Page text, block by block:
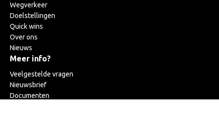
Wegverkeer
Doelstellingen
Quick wins
Over ons
Nieuws
Meer info?
Veelgestelde vragen
Nieuwsbrief
Documenten